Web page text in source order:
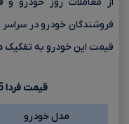
فروشندگان خودرو در
قیمت این خودرو به تفکیک
قیمت فردا
مدل خودرو